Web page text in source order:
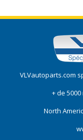
VLVautoparts.com
+ de
North